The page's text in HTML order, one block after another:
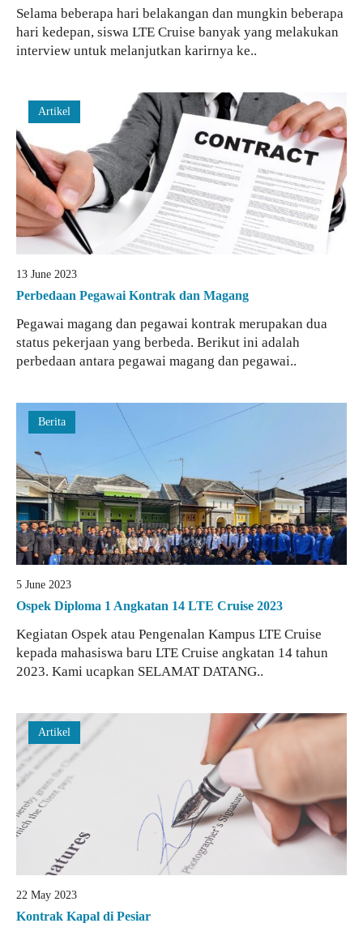
Selama beberapa hari belakangan dan mungkin beberapa
hari kedepan, siswa LTE Cruise banyak yang melakukan
interview untuk melanjutkan karirnya ke..
Artikel
13 June 2023
Perbedaan Pegawai Kontrak dan Magang
Pegawai magang dan pegawai kontrak merupakan dua
status pekerjaan yang berbeda. Berikut ini adalah
perbedaan antara pegawai magang dan pegawai..
Berita
5 June 2023
Ospek Diploma 1 Angkatan 14 LTE Cruise 2023
Kegiatan Ospek atau Pengenalan Kampus LTE Cruise
kepada mahasiswa baru LTE Cruise angkatan 14 tahun
2023. Kami ucapkan SELAMAT DATANG..
Artikel
22 May 2023
Kontrak Kapal di Pesiar